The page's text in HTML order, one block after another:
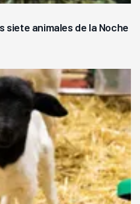
animales de la Noche